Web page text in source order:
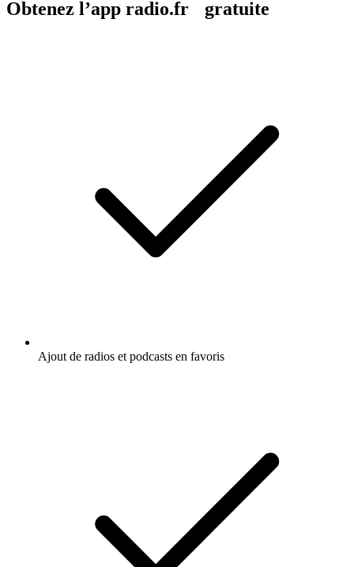
Obtenez l’app radio.fr gratuite
Ajout de radios et podcasts en favoris